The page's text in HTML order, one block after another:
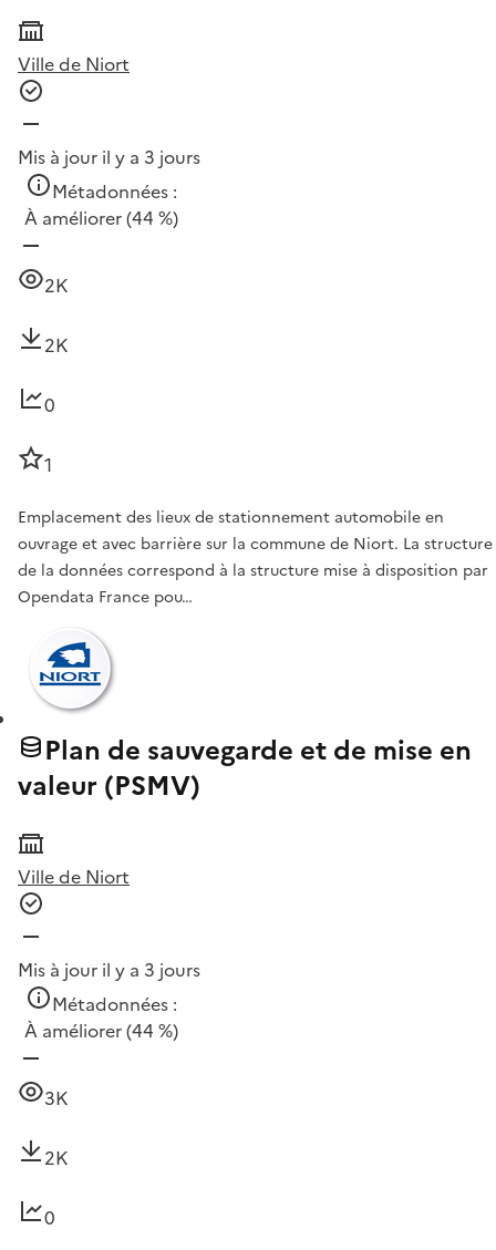
Ville de Niort
Mis à jour il y a 3 jours
Métadonnées :
À améliorer(44 %)
2K
2K
0
1
Emplacement des lieux de stationnement automobile en
ouvrage et avec barrière sur la commune de Niort. La structure
de la données correspond à la structure mise à disposition par
Opendata France pou…
Plan de sauvegarde et de mise en
valeur (PSMV)
Ville de Niort
Mis à jour il y a 3 jours
Métadonnées :
À améliorer(44 %)
3K
2K
0